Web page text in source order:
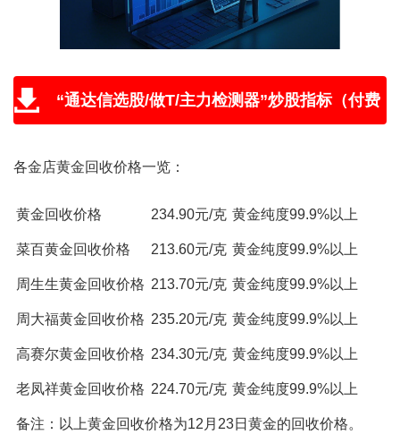
“通达信选股/做T/主力检测器”炒股指标（付费
各金店黄金回收价格一览：
黄金回收价格 234.90元/克 黄金纯度99.9%以上
菜百黄金回收价格 213.60元/克 黄金纯度99.9%以上
周生生黄金回收价格 213.70元/克 黄金纯度99.9%以上
周大福黄金回收价格 235.20元/克 黄金纯度99.9%以上
高赛尔黄金回收价格 234.30元/克 黄金纯度99.9%以上
老凤祥黄金回收价格 224.70元/克 黄金纯度99.9%以上
备注：以上黄金回收价格为12月23日黄金的回收价格。